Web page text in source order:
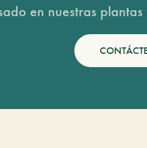
en nuestras